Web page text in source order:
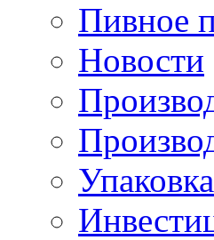
Пивное
Новости
Упаковка